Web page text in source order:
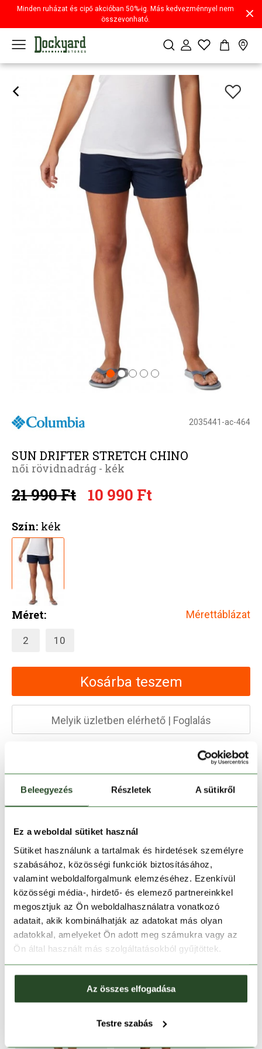
Beleegyezés Részletek A sütikről
Ez a weboldal sütiket használ
Sütiket használunk a tartalmak és hirdetések személyre
szabásához, közösségi funkciók biztosításához,
valamint weboldalforgalmunk elemzéséhez. Ezenkívül
közösségi média-, hirdető- és elemező partnereinkkel
megosztjuk az Ön weboldalhasználatra vonatkozó
adatait, akik kombinálhatják az adatokat más olyan
adatokkal, amelyeket Ön adott meg számukra vagy az
Ön által használt más szolgáltatásokból gyűjtöttek.
Az összes elfogadása
Testre szabás
Minden ruházat és cipő akcióban 50%-ig. Más kedvezménnyel nem
összevonható.
TERMÉKLEÍRÁS
TERMÉK RÉSZLETEK
2035441-ac-464
SUN DRIFTER STRETCH CHINO
női rövidnadrág - kék
21 990 Ft 10 990 Ft
Szín: kék
Méret: Mérettáblázat
2 10
Kosárba teszem
Melyik üzletben elérhető| Foglalás
1-2 munkanapos szállítás
HASONLÓ TERMÉKEK